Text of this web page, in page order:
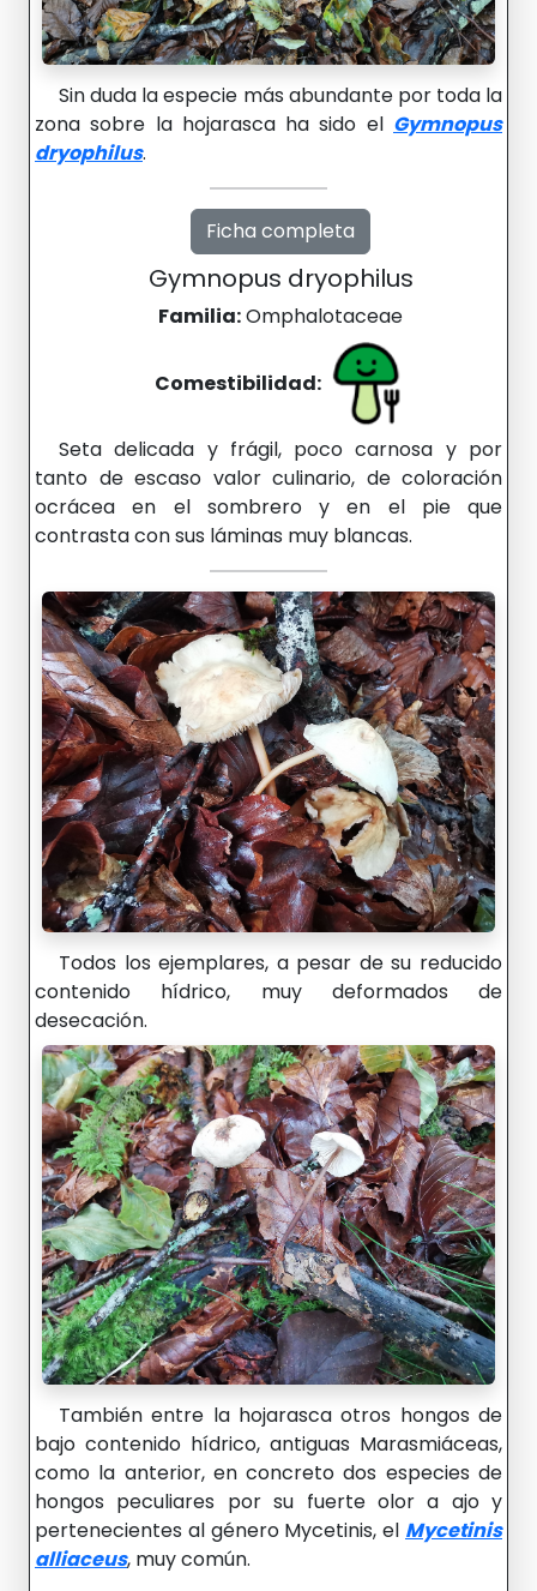
Sin duda la especie más abundante por toda la
zona sobre la hojarasca ha sido el Gymnopus
dryophilus.
Ficha completa
Gymnopus dryophilus
Familia:Omphalotaceae
Comestibilidad:
Seta delicada y frágil, poco carnosa y por
tanto de escaso valor culinario, de coloración
ocrácea en el sombrero y en el pie que
contrasta con sus láminas muy blancas.
Todos los ejemplares, a pesar de su reducido
contenido hídrico, muy deformados de
desecación.
También entre la hojarasca otros hongos de
bajo contenido hídrico, antiguas Marasmiáceas,
como la anterior, en concreto dos especies de
hongos peculiares por su fuerte olor a ajo y
pertenecientes al género Mycetinis, el Mycetinis
alliaceus, muy común.